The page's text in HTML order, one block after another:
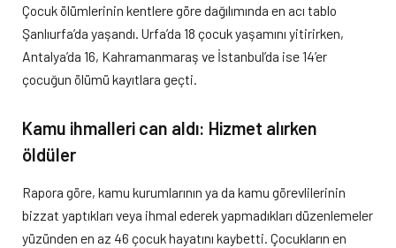
Çocuk ölümlerinin kentlere göre dağılımında en acı tablo
Şanlıurfa’da yaşandı. Urfa’da 18 çocuk yaşamını yitirirken,
Antalya’da 16, Kahramanmaraş ve İstanbul’da ise 14’er
çocuğun ölümü kayıtlara geçti.
Kamu ihmalleri can aldı: Hizmet alırken
öldüler
Rapora göre, kamu kurumlarının ya da kamu görevlilerinin
bizzat yaptıkları veya ihmal ederek yapmadıkları düzenlemeler
yüzünden en az 46 çocuk hayatını kaybetti. Çocukların en